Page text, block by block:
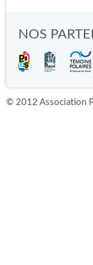
NOS
© 2012 Association